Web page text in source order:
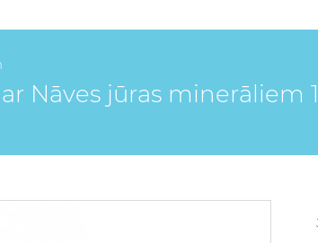
Nāves jūras minerāliem